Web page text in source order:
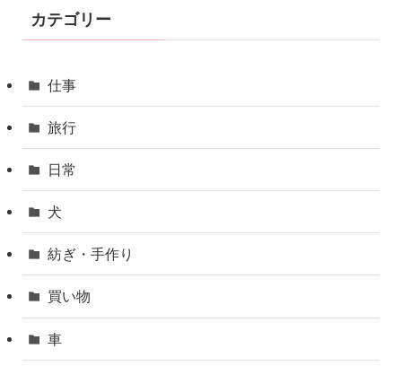
カテゴリー
仕事
旅行
日常
犬
紡ぎ・手作り
買い物
車